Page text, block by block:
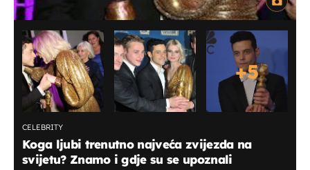
+5
CELEBRITY
Koga ljubi trenutno najveća zvijezda na
svijetu? Znamo i gdje su se upoznali